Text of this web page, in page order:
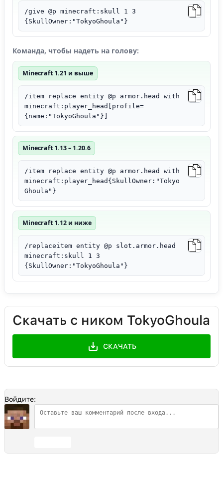
/give @p minecraft:skull 1 3
{SkullOwner:"TokyoGhoula"}
Команда, чтобы надеть на голову:
Minecraft 1.21 и выше
/item replace entity @p armor.head with
minecraft:player_head[profile=
{name:"TokyoGhoula"}]
Minecraft 1.13 – 1.20.6
/item replace entity @p armor.head with
minecraft:player_head{SkullOwner:"Tokyo
Ghoula"}
Minecraft 1.12 и ниже
/replaceitem entity @p slot.armor.head
minecraft:skull 1 3
{SkullOwner:"TokyoGhoula"}
Скачать с ником TokyoGhoula
СКАЧАТЬ
Войдите: